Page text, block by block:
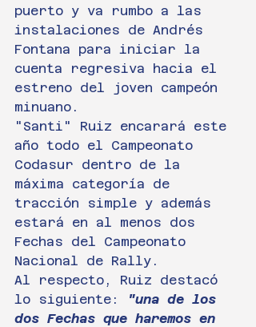
puerto y va rumbo a las
instalaciones de Andrés
Fontana para iniciar la
cuenta regresiva hacia el
estreno del joven campeón
minuano.
"Santi" Ruiz encarará este
año todo el Campeonato
Codasur dentro de la
máxima categoría de
tracción simple y además
estará en al menos dos
Fechas del Campeonato
Nacional de Rally.
Al respecto, Ruiz destacó
lo siguiente:
"una de los
dos Fechas que haremos en